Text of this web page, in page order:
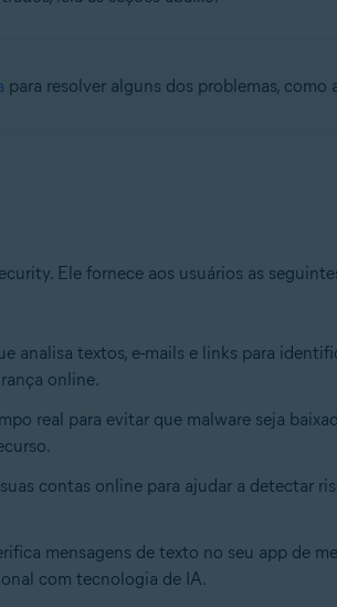
para resolver alguns dos problemas, como
Ele fornece aos usuários as
analisa textos, e-mails e links para
online.
real para evitar que malware seja
contas online para ajudar a detectar
mensagens de texto no seu app de
com tecnologia de IA.